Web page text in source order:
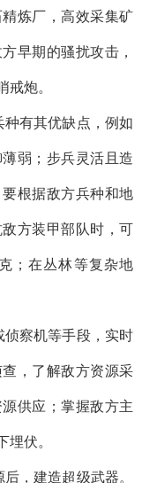
炼厂，高效采集矿
早期的骚扰攻击，
戒炮。
有其优缺点，例如
弱；步兵灵活且造
根据敌方兵种和地
方装甲部队时，可
；在丛林等复杂地
察机等手段，实时
，了解敌方资源采
供应；掌握敌方主
埋伏。
，建造超级武器。